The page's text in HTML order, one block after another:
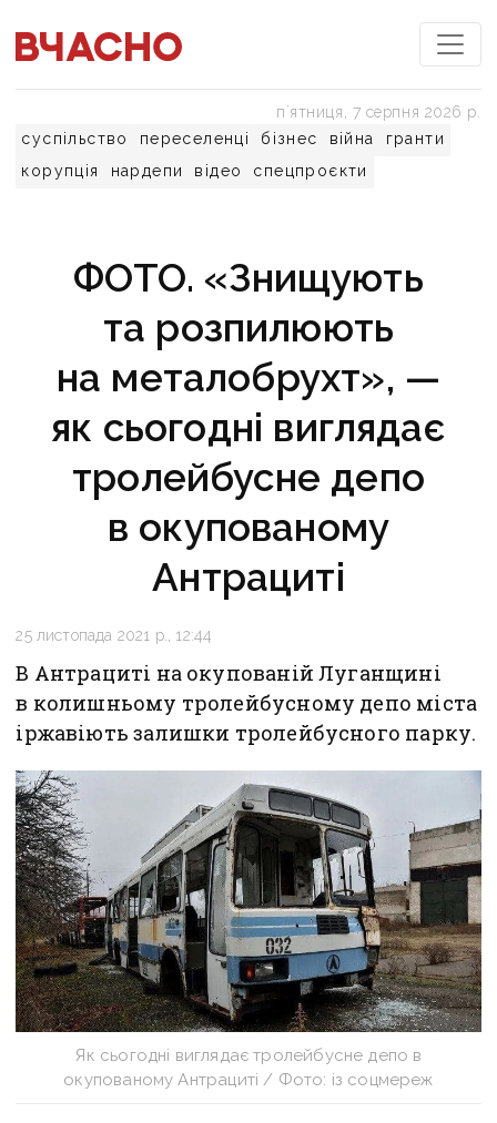
суспільство переселенці бізнес війна
гранти
корупція
нардепи відео спецпроєкти
пʼятниця, 7 серпня 2026 р.
ФОТО. «Знищують
та розпилюють
на металобрухт», —
як сьогодні виглядає
тролейбусне депо
в окупованому
Антрациті
25 листопада 2021 р., 12:44
В Антрациті на окупованій Луганщині
в колишньому тролейбусному депо міста
іржавіють залишки тролейбусного парку.
Як сьогодні виглядає тролейбусне депо в
окупованому Антрациті / Фото: із соцмереж